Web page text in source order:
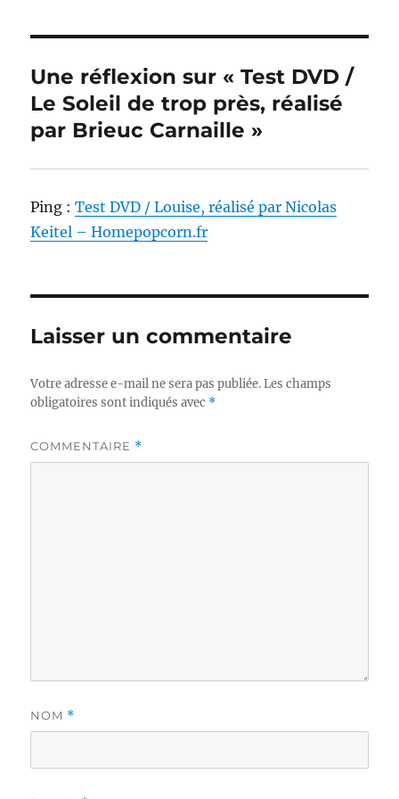
Une réflexion sur « Test DVD /
Le Soleil de trop près, réalisé
par Brieuc Carnaille »
Ping :Test DVD / Louise, réalisé par Nicolas
Keitel – Homepopcorn.fr
Laisser un commentaire
Votre adresse e-mail ne sera pas publiée. Les champs
obligatoires sont indiqués avec *
COMMENTAIRE *
NOM *